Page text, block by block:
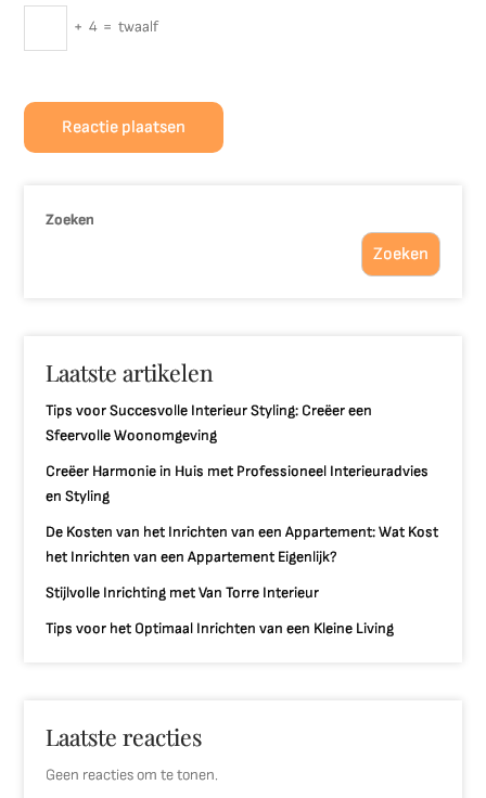
+ 4 = twaalf
Zoeken
Zoeken
Laatste artikelen
Tips voor Succesvolle Interieur Styling: Creëer een
Sfeervolle Woonomgeving
Creëer Harmonie in Huis met Professioneel Interieuradvies
en Styling
De Kosten van het Inrichten van een Appartement: Wat Kost
het Inrichten van een Appartement Eigenlijk?
Stijlvolle Inrichting met Van Torre Interieur
Tips voor het Optimaal Inrichten van een Kleine Living
Laatste reacties
Geen reacties om te tonen.